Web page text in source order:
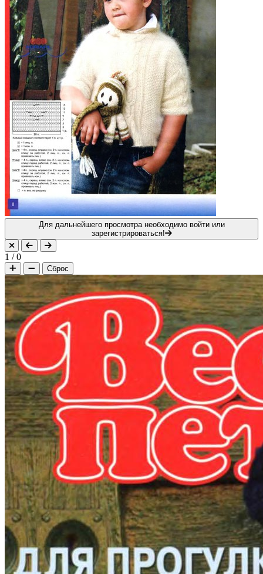
Для дальнейшего просмотра необходимо войти или
зарегистрироваться!
1 /0
Сброс